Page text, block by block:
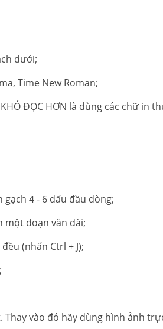
dưới;
Time New Roman;
KHÓ ĐỌC HƠN là dùng các chữ in
4 - 6 dấu đầu dòng;
một đoạn văn dài;
(nhấn Ctrl + J);
vào đó hãy dùng hình ảnh